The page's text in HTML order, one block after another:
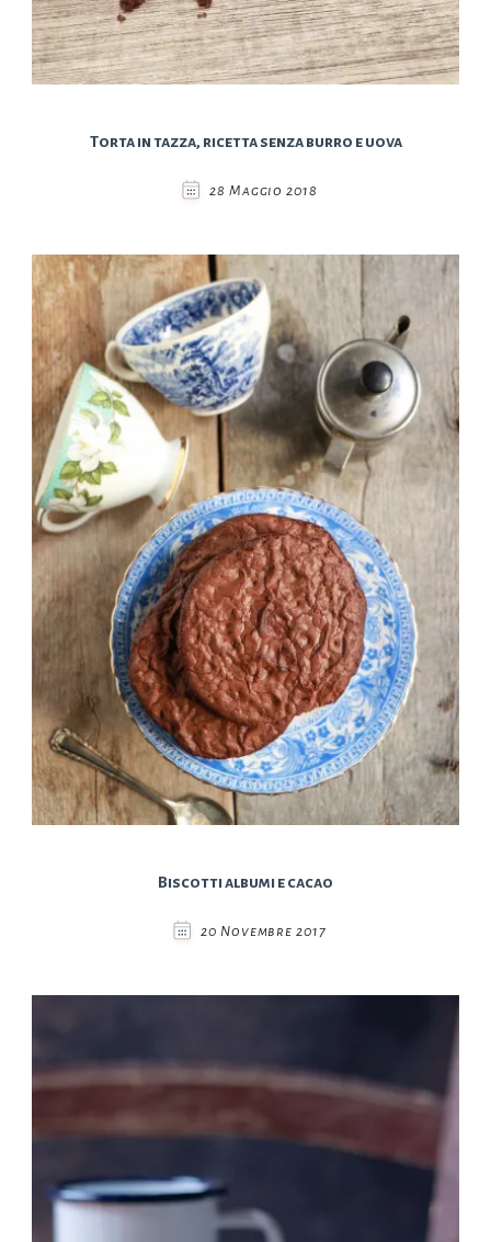
Torta in tazza, ricetta senza burro e uova
28 Maggio 2018
Biscotti albumi e cacao
20 Novembre 2017